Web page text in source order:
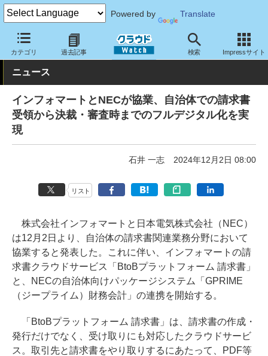
Powered by Translate
カテゴリ 過去記事 検索 Impressサイト
クラウド Watch トピック 協業・提携 国内
ニュース
インフォマートとNECが協業、自治体での請求書
受領から決裁・審査時までのフルデジタル化を実
現
石井 一志 2024年12月2日 08:00
リスト
株式会社インフォマートと日本電気株式会社（NEC）
は12月2日より、自治体の請求書関連業務分野において
協業すると発表した。これに伴い、インフォマートの請
求書クラウドサービス「BtoBプラットフォーム 請求書」
と、NECの自治体向けパッケージシステム「GPRIME
（ジープライム）財務会計」の連携を開始する。
「BtoBプラットフォーム 請求書」は、請求書の作成・
発行だけでなく、受け取りにも対応したクラウドサービ
ス。取引先と請求書をやり取りするにあたって、PDF等